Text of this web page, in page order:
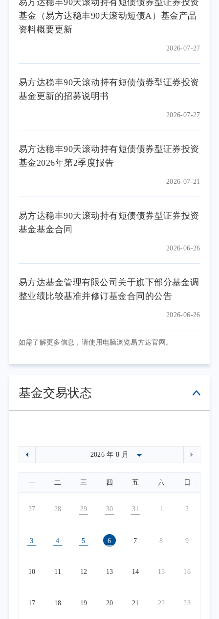
基金（易方达稳丰90天滚动短债A）基金产品
资料概要更新
2026-07-27
易方达稳丰90天滚动持有短债债券型证券投资
基金更新的招募说明书
2026-07-27
易方达稳丰90天滚动持有短债债券型证券投资
基金2026年第2季度报告
2026-07-21
易方达稳丰90天滚动持有短债债券型证券投资
基金基金合同
2026-06-26
易方达基金管理有限公司关于旗下部分基金调
整业绩比较基准并修订基金合同的公告
2026-06-26
如需了解更多信息，请使用电脑浏览易方达官网。
基金交易状态
一 二 三 四 五 六 日
27 28 29 30 31 1 2
3 4 5 6 7 8 9
10 11 12 13 14 15 16
17 18 19 20 21 22 23